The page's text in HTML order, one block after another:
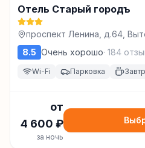
Отель Старый городъ
проспект Ленина, д.64,
8.5 Очень хорошо· 184
Wi-Fi Парковка
от
4 600 ₽
за ночь